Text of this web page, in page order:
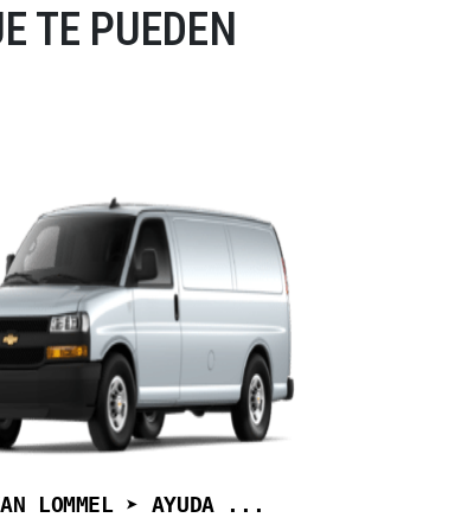
TE PUEDEN
LOMMEL ➤ AYUDA ...